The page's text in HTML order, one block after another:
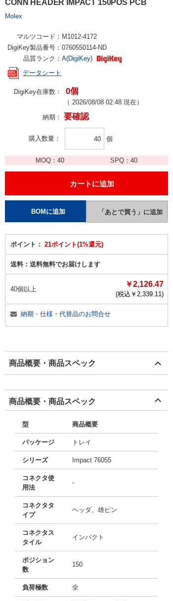
CONN HEADER IMPACT 150POS PCB
Molex
マルツコード： M1012-4172
DigiKey製品番号： 0760550114-ND
品質ランク： A(DigiKey)
データシート
DigiKey在庫数： 0個
（ 2026/08/08 02:48 現在）
納期： 要確認
購入数量 個
MOQ： 40 SPQ：40
ポイント： 21ポイント(1%還元)
送料： 送料無料でお届けします
40個以上
￥2,126.47
(税込￥ 2,339.11)
納期・仕様・代替品のお問合せ
商品概要・商品スペック
商品概要・商品スペック
型 商品概要
パッケージ トレイ
シリーズ Impact 76055
コネクタ使
用法
-
コネクタタ
イプ
ヘッダ、雄ピン
コネクタス
タイル
インパクト
ポジション
数
150
負荷極数 全